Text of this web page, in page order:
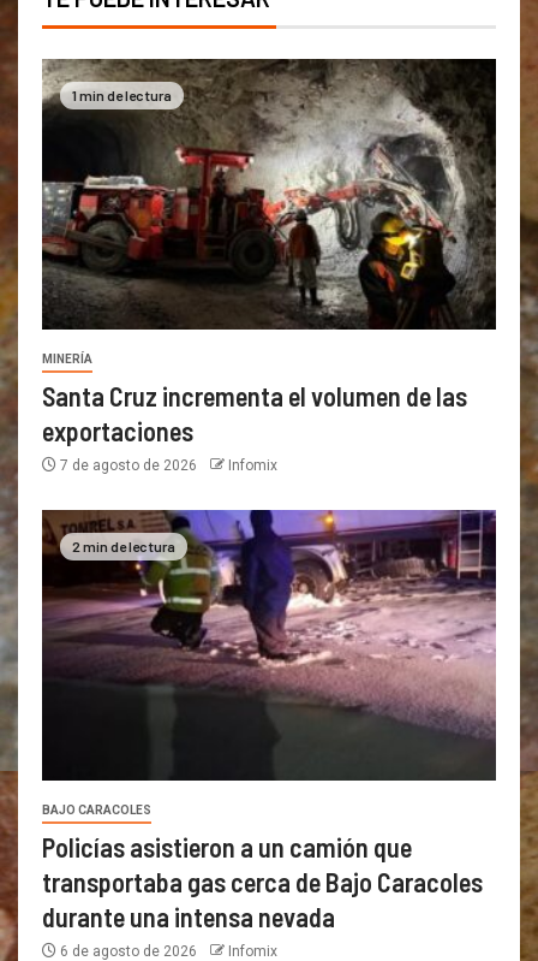
1 min de lectura
MINERÍA
Santa Cruz incrementa el volumen de las
exportaciones
7 de agosto de 2026 Infomix
2 min de lectura
BAJO CARACOLES
Policías asistieron a un camión que
transportaba gas cerca de Bajo Caracoles
durante una intensa nevada
6 de agosto de 2026 Infomix